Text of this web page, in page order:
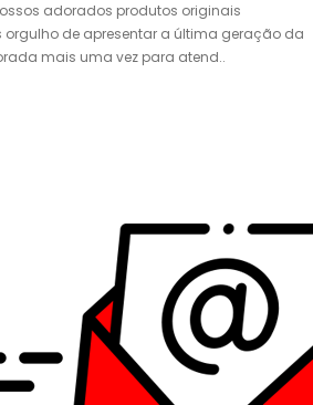
adorados produtos originais
orgulho de apresentar a última geração da
mais uma vez para atend..